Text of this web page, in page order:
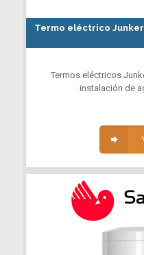
Termo eléctrico
Termos eléctricos
instalación de